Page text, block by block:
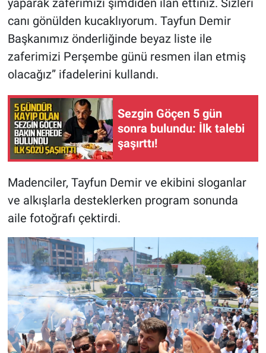
yaparak zaferimizi şimdiden ilan ettiniz. Sizleri
canı gönülden kucaklıyorum. Tayfun Demir
Başkanımız önderliğinde beyaz liste ile
zaferimizi Perşembe günü resmen ilan etmiş
olacağız” ifadelerini kullandı.
Sezgin Göçen 5 gün
sonra bulundu: İlk talebi
şaşırttı!
Madenciler, Tayfun Demir ve ekibini sloganlar
ve alkışlarla desteklerken program sonunda
aile fotoğrafı çektirdi.